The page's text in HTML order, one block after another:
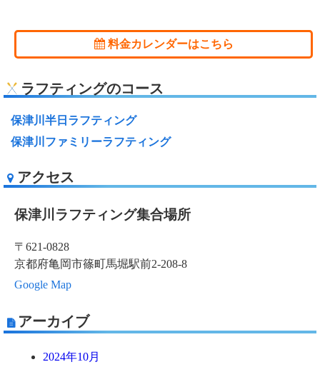
料金カレンダーはこちら
ラフティングのコース
保津川半日ラフティング
保津川ファミリーラフティング
アクセス
保津川ラフティング集合場所
〒621-0828
京都府亀岡市篠町馬堀駅前2-208-8
Google Map
アーカイブ
2024年10月